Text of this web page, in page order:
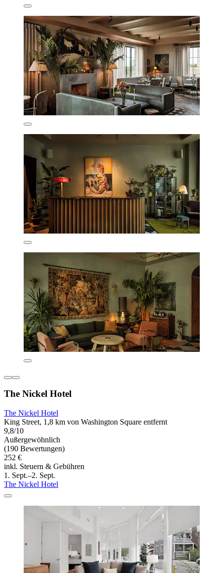
The Nickel Hotel
The Nickel Hotel
King Street, 1,8 km von Washington Square entfernt
9,8/10
Außergewöhnlich
(190 Bewertungen)
252 €
inkl. Steuern & Gebühren
1. Sept.–2. Sept.
The Nickel Hotel